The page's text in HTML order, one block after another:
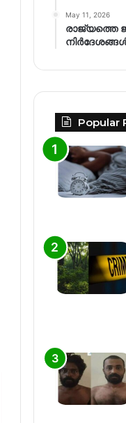
May 11, 2026
രാജ്യത്തെ
Popular